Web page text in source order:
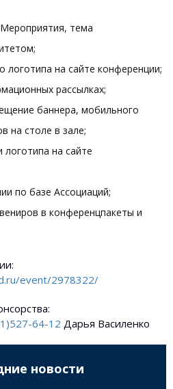
тема
логотипа на сайте конференции;
рассылках;
баннера, мобильного
на столе в зале;
на сайте
по базе Ассоциаций;
в конференцпакеты и
event/2978322/
64-12 Дарья Василенко
новости